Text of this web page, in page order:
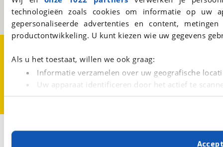
technologieën zoals cookies om informatie op
gepersonaliseerde advertenties en content,
productontwikkeling. U kunt kiezen wie uw gegevens
Als u het toestaat, willen we ook graag:
Informatie verzamelen over uw geografische
Uw apparaat identificeren door het actief te
Lees meer over hoe uw persoonlijke gegevens worden
Met cookies en vergelijkbare technieken zorgen we
Een initiatief van
BOVAG
Cookievoorkeuren
Vacatures